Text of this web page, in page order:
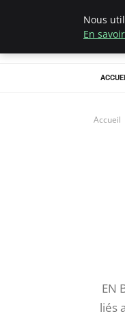
Accueil
EN
liés
Nous
En